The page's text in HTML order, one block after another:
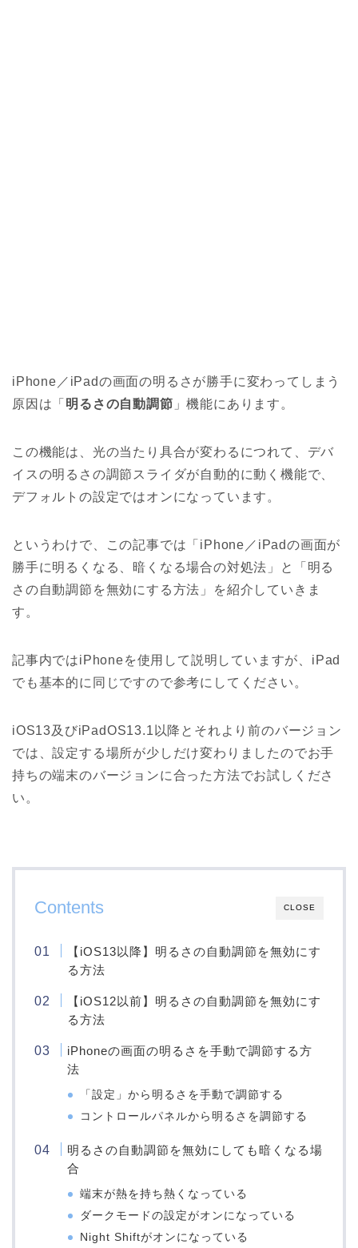
iPhone／iPadの画面の明るさが勝手に変わってしまう
原因は「 明るさの自動調節 」機能にあります。
この機能は、光の当たり具合が変わるにつれて、デバ
イスの明るさの調節スライダが自動的に動く機能で、
デフォルトの設定ではオンになっています。
というわけで、この記事では「iPhone／iPadの画面が
勝手に明るくなる、暗くなる場合の対処法」と「明る
さの自動調節を無効にする方法」を紹介していきま
す。
記事内ではiPhoneを使用して説明していますが、iPad
でも基本的に同じですので参考にしてください。
iOS13及びiPadOS13.1以降とそれより前のバージョン
では、設定する場所が少しだけ変わりましたのでお手
持ちの端末のバージョンに合った方法でお試しくださ
い。
CLOSE
Contents
【iOS13以降】明るさの自動調節を無効にす
る方法
【iOS12以前】明るさの自動調節を無効にす
る方法
iPhoneの画面の明るさを手動で調節する方
法
「設定」から明るさを手動で調節する
コントロールパネルから明るさを調節する
明るさの自動調節を無効にしても暗くなる場
合
端末が熱を持ち熱くなっている
ダークモードの設定がオンになっている
Night Shiftがオンになっている